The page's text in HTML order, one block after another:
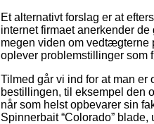
Et alternativt forslag er at
internet firmaet anerkender
megen viden om vedtægterne
oplever problemstillinger som
Tilmed går vi ind for at man
bestillingen, til eksempel den
når som helst opbevarer sin
Spinnerbait “Colorado”